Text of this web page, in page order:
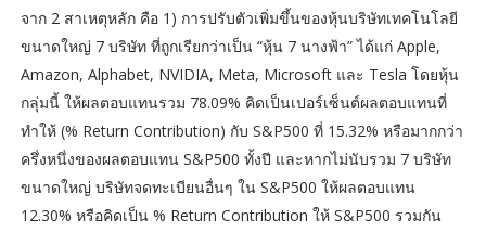
จาก 2 สาเหตุหลัก คือ 1) การปรับตัวเพิ่มขึ้นของหุ้นบริษัทเทคโนโลยี
ขนาดใหญ่ 7 บริษัท ที่ถูกเรียกว่าเป็น “หุ้น 7 นางฟ้า” ได้แก่ Apple,
Amazon, Alphabet, NVIDIA, Meta, Microsoft และ Tesla โดยหุ้น
กลุ่มนี้ ให้ผลตอบแทนรวม 78.09% คิดเป็นเปอร์เซ็นต์ผลตอบแทนที่
ทำให้ (% Return Contribution) กับ S&P500 ที่ 15.32% หรือมากกว่า
ครึ่งหนึ่งของผลตอบแทน S&P500 ทั้งปี และหากไม่นับรวม 7 บริษัท
ขนาดใหญ่ บริษัทจดทะเบียนอื่นๆ ใน S&P500 ให้ผลตอบแทน
12.30% หรือคิดเป็น % Return Contribution ให้ S&P500 รวมกัน